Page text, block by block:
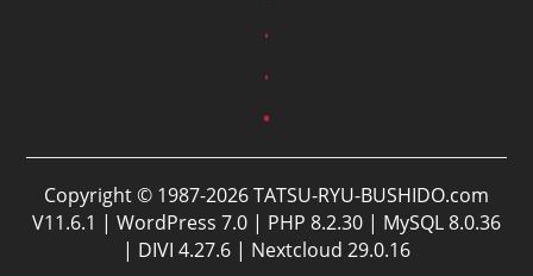
Copyright © 1987-2026 TATSU-RYU-BUSHIDO.com
V11.6.1 | WordPress 7.0 | PHP 8.2.30 | MySQL 8.0.36
| DIVI 4.27.6 | Nextcloud 29.0.16